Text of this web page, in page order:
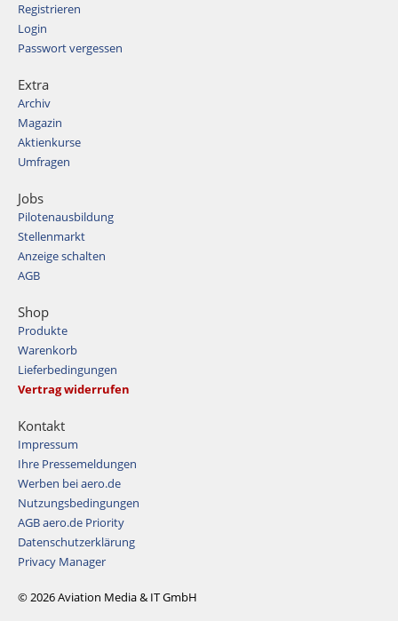
Registrieren
Login
Passwort vergessen
Extra
Archiv
Magazin
Aktienkurse
Umfragen
Jobs
Pilotenausbildung
Stellenmarkt
Anzeige schalten
AGB
Shop
Produkte
Warenkorb
Lieferbedingungen
Vertrag widerrufen
Kontakt
Impressum
Ihre Pressemeldungen
Werben bei aero.de
Nutzungsbedingungen
AGB aero.de Priority
Datenschutzerklärung
Privacy Manager
© 2026 Aviation Media & IT GmbH